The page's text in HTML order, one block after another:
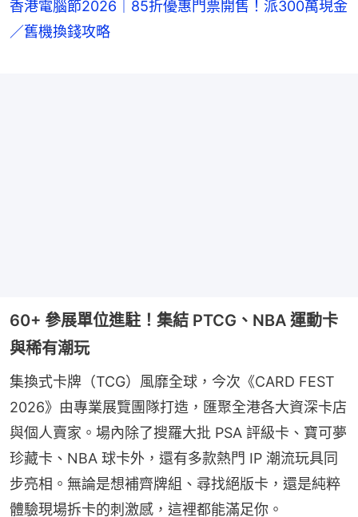
香港電腦節2026｜85折優惠門票開售！派300萬現金
／舊機換錢攻略
60+ 參展單位進駐！集結 PTCG、NBA 運動卡
與稀有潮玩
集換式卡牌（TCG）風靡全球，今次《CARD FEST
2026》由專業展覽團隊打造，匯聚全港各大資深卡店
與個人賣家。場內除了搜羅大批 PSA 評級卡、寶可夢
珍藏卡、NBA 球卡外，還有多款熱門 IP 潮流玩具同
步亮相。無論是想補齊牌組、尋找絕版卡，還是純粹
體驗現場拆卡的刺激感，這裡都能滿足你。